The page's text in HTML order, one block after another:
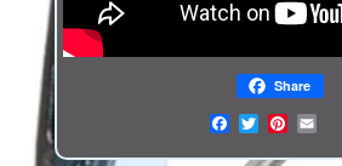
Share